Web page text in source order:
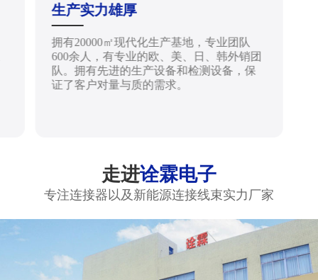
生产实力雄厚
拥有20000㎡现代化生产基地，专业团队
600余人，有专业的欧、美、日、韩外销团
队。拥有先进的生产设备和检测设备，保
证了客户对量与质的需求。
走进诠霖电子
专注连接器以及新能源连接线束实力厂家